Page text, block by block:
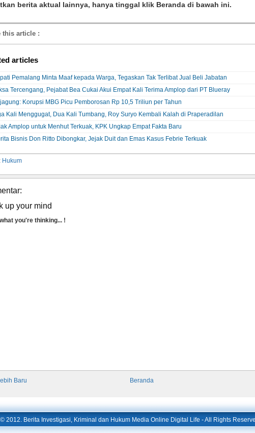
berita aktual lainnya, hanya tinggal klik Beranda di bawah ini.
this article :
articles
Pemalang Minta Maaf kepada Warga, Tegaskan Tak Terlibat Jual Beli Jabatan
Tercengang, Pejabat Bea Cukai Akui Empat Kali Terima Amplop dari PT Blueray
Korupsi MBG Picu Pemborosan Rp 10,5 Triliun per Tahun
Kali Menggugat, Dua Kali Tumbang, Roy Suryo Kembali Kalah di Praperadilan
Amplop untuk Menhut Terkuak, KPK Ungkap Empat Fakta Baru
Bisnis Don Ritto Dibongkar, Jejak Duit dan Emas Kasus Febrie Terkuak
Hukum
up your mind
you're thinking... !
Baru Beranda
2012. Berita Investigasi, Kriminal dan Hukum Media Online Digital Life - All Rights